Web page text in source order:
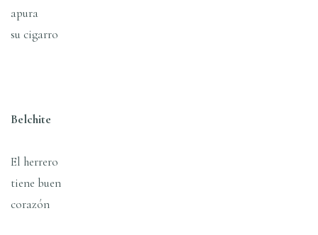
apura
su cigarro
Belchite
El herrero
tiene buen
corazón